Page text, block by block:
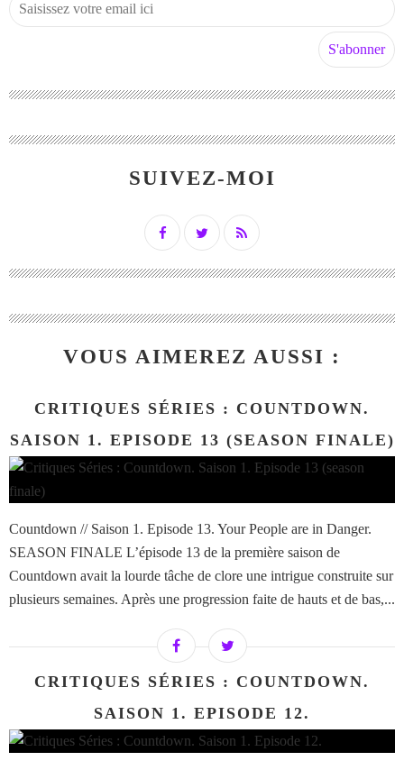
SUIVEZ-MOI
VOUS AIMEREZ AUSSI :
CRITIQUES SÉRIES : COUNTDOWN.
SAISON 1. EPISODE 13 (SEASON FINALE)
Countdown // Saison 1. Episode 13. Your People are in Danger.
SEASON FINALE L’épisode 13 de la première saison de
Countdown avait la lourde tâche de clore une intrigue construite sur
plusieurs semaines. Après une progression faite de hauts et de bas,...
CRITIQUES SÉRIES : COUNTDOWN.
SAISON 1. EPISODE 12.